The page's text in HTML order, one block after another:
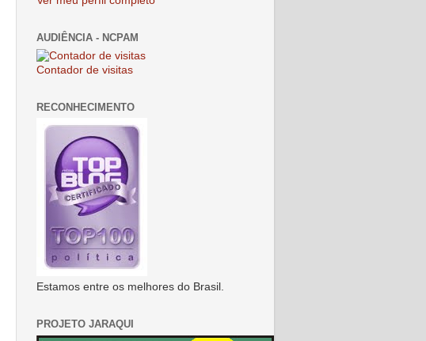
AUDIÊNCIA - NCPAM
Contador de visitas
RECONHECIMENTO
Estamos entre os melhores do Brasil.
PROJETO JARAQUI